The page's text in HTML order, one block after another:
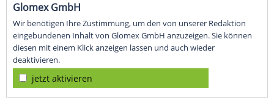
Glomex GmbH
Wir benötigen Ihre Zustimmung, um den von unserer Redaktion
eingebundenen Inhalt von Glomex GmbH anzuzeigen. Sie können
diesen mit einem Klick anzeigen lassen und auch wieder
deaktivieren.
jetzt aktivieren